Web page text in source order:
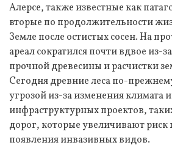
Алерсе, также известные как
вторые по продолжительности
Земле после остистых сосен. На
ареал сократился почти вдвое из-
прочной древесины и расчистки
Сегодня древние леса по-
угрозой из-за изменения климата
инфраструктурных проектов,
дорог, которые увеличивают
появления инвазивных видов.